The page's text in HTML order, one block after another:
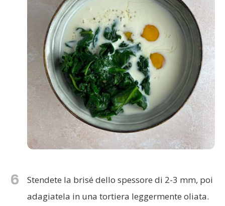
6
Stendete la brisé dello spessore di 2-3 mm, poi
adagiatela in una tortiera leggermente oliata.